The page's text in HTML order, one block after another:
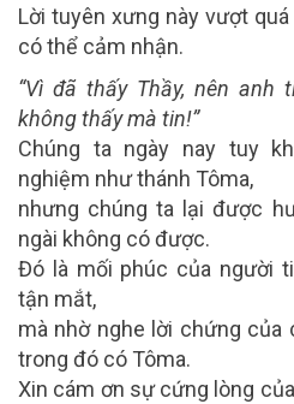
Lời tuyên xưng này vượt
có thể cảm nhận.
“Vì đã thấy Thầy, nên anh
không thấy mà tin!”
Chúng ta ngày nay tuy
nghiệm như thánh Tôma,
nhưng chúng ta lại được
ngài không có được.
Đó là mối phúc của người
tận mắt,
mà nhờ nghe lời chứng của
trong đó có Tôma.
Xin cám ơn sự cứng lòng